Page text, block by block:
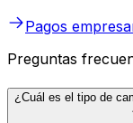
Pagos
Preguntas
¿Cuál es el tipo de